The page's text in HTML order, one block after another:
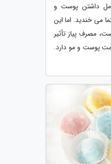
داشتن پوست و
می خندید. اما این
مصرف پیاز تأثیر
پوست و مو دارد.